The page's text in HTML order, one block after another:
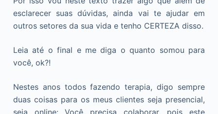
esclarecer suas dúvidas, ainda vai te ajudar em
outros setores da sua vida e tenho CERTEZA disso.
Leia até o final e me diga o quanto somou para
você, ok?!
Nestes anos todos fazendo terapia, digo sempre
duas coisas para os meus clientes seja presencial,
seja online: Você precisa colaborar, pois este